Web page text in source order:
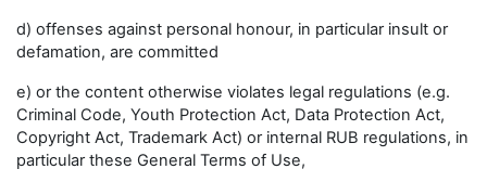
d) offenses against personal honour, in particular insult or
defamation, are committed
e) or the content otherwise violates legal regulations (e.g.
Criminal Code, Youth Protection Act, Data Protection Act,
Copyright Act, Trademark Act) or internal RUB regulations, in
particular these General Terms of Use,